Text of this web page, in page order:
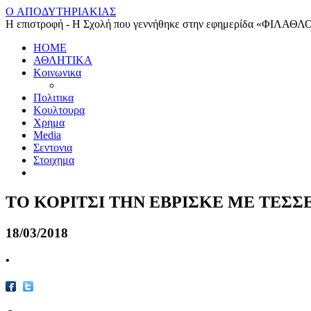
O ΑΠΟΔΥΤΗΡΙΑΚΙΑΣ
Η επιστροφή - Η Σχολή που γεννήθηκε στην εφημερίδα
HOME
ΑΘΛΗΤΙΚΑ
Κοινωνικα
Πολιτικα
Κουλτουρα
Χρημα
Media
Σεντονια
Στοιχημα
ΤΟ ΚΟΡΙΤΣΙ ΤΗΝ ΕΒΡΙΣΚΕ ΜΕ
18/03/2018
•